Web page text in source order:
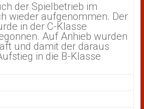
der Spielbetrieb im
wieder aufgenommen. Der
in der C-Klasse
Auf Anhieb wurden
und damit der daraus
in die B-Klasse